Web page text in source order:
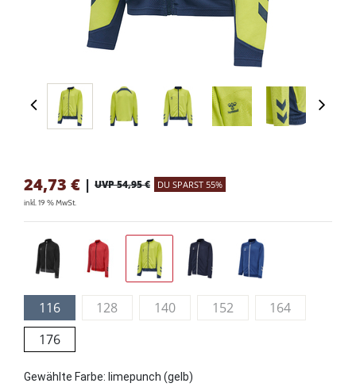
24,73 € | UVP 54,95 € DU SPARST 55%
inkl. 19 % MwSt.
116 128 140 152
164
176
Gewählte Farbe: limepunch (gelb)